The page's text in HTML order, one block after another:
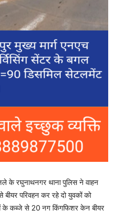
के रघुनाथनगर थाना पुलिस ने वाहन
परिवहन कर रहे दो युवकों को
के कब्जे से 20 नग किंगफिशर केन बीयर